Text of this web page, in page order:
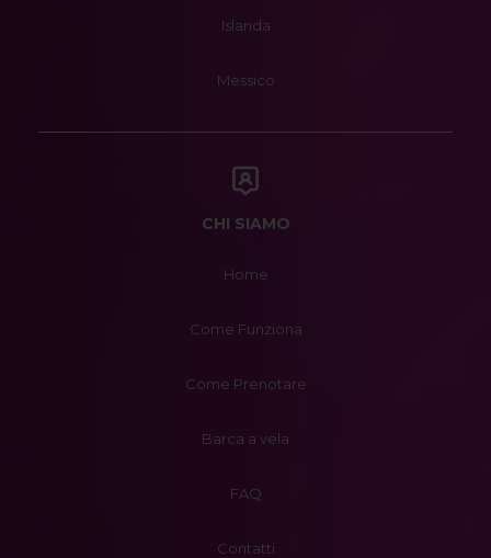
Islanda
Messico
CHI SIAMO
Home
Come Funziona
Come Prenotare
Barca a vela
FAQ
Contatti